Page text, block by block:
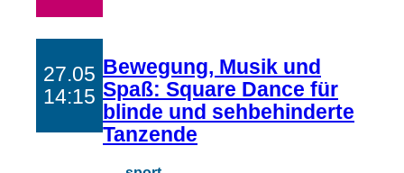
27.05
14:15
Bewegung, Musik und
Spaß: Square Dance für
blinde und sehbehinderte
Tanzende